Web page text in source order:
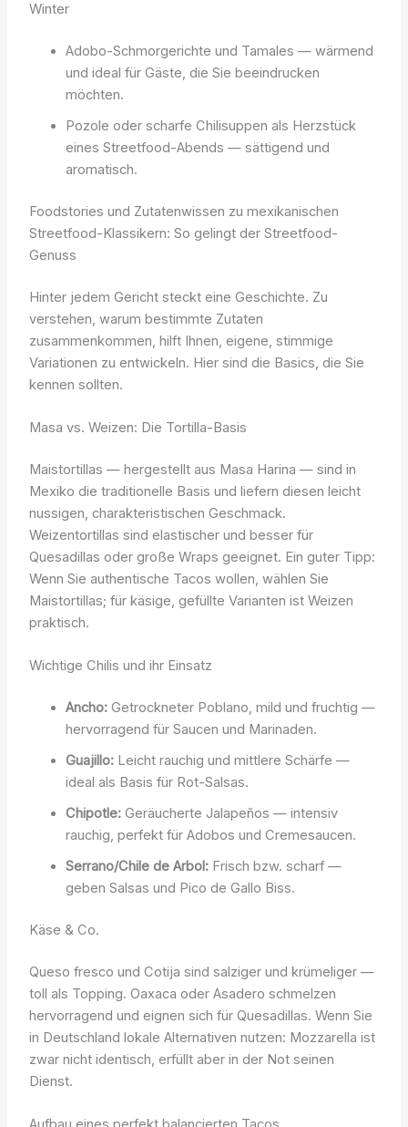
Winter
Adobo-Schmorgerichte und Tamales — wärmend
und ideal für Gäste, die Sie beeindrucken
möchten.
Pozole oder scharfe Chilisuppen als Herzstück
eines Streetfood-Abends — sättigend und
aromatisch.
Foodstories und Zutatenwissen zu mexikanischen
Streetfood-Klassikern: So gelingt der Streetfood-
Genuss
Hinter jedem Gericht steckt eine Geschichte. Zu
verstehen, warum bestimmte Zutaten
zusammenkommen, hilft Ihnen, eigene, stimmige
Variationen zu entwickeln. Hier sind die Basics, die Sie
kennen sollten.
Masa vs. Weizen: Die Tortilla-Basis
Maistortillas — hergestellt aus Masa Harina — sind in
Mexiko die traditionelle Basis und liefern diesen leicht
nussigen, charakteristischen Geschmack.
Weizentortillas sind elastischer und besser für
Quesadillas oder große Wraps geeignet. Ein guter Tipp:
Wenn Sie authentische Tacos wollen, wählen Sie
Maistortillas; für käsige, gefüllte Varianten ist Weizen
praktisch.
Wichtige Chilis und ihr Einsatz
Ancho:Getrockneter Poblano, mild und fruchtig —
hervorragend für Saucen und Marinaden.
Guajillo:Leicht rauchig und mittlere Schärfe —
ideal als Basis für Rot-Salsas.
Chipotle:Geräucherte Jalapeños — intensiv
rauchig, perfekt für Adobos und Cremesaucen.
Serrano/Chile de Arbol:Frisch bzw. scharf —
geben Salsas und Pico de Gallo Biss.
Käse & Co.
Queso fresco und Cotija sind salziger und krümeliger —
toll als Topping. Oaxaca oder Asadero schmelzen
hervorragend und eignen sich für Quesadillas. Wenn Sie
in Deutschland lokale Alternativen nutzen: Mozzarella ist
zwar nicht identisch, erfüllt aber in der Not seinen
Dienst.